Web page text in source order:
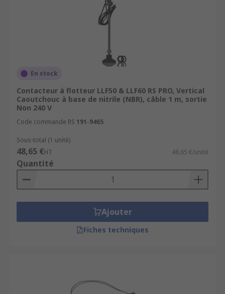
En stock
Contacteur à flotteur LLF50 & LLF60 RS PRO, Vertical
Caoutchouc à base de nitrile (NBR), câble 1 m, sortie
Non 240 V
Code commande RS 191-9465
Sous-total (1 unité)
48,65 €HT 48,65 €/unité
Quantité
Ajouter
Fiches techniques